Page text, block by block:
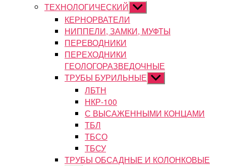
ТЕХНОЛОГИЧЕСКИЙ Показывать
подменю
КЕРНОРВАТЕЛИ
НИППЕЛИ, ЗАМКИ, МУФТЫ
ПЕРЕВОДНИКИ
ПЕРЕХОДНИКИ
ГЕОЛОГОРАЗВЕДОЧНЫЕ
ТРУБЫ БУРИЛЬНЫЕ Показывать
подменю
ЛБТН
НКР-100
С ВЫСАЖЕННЫМИ КОНЦАМИ
ТБЛ
ТБСО
ТБСУ
ТРУБЫ ОБСАДНЫЕ И КОЛОНКОВЫЕ